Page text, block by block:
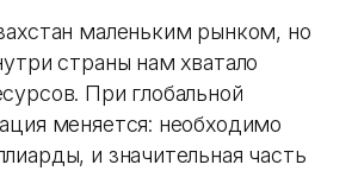
маленьким рынком, но
страны нам хватало
При глобальной
меняется: необходимо
и значительная часть